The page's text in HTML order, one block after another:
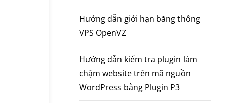
Hướng dẫn giới hạn băng thông
VPS OpenVZ
Hướng dẫn kiểm tra plugin làm
chậm website trên mã nguồn
WordPress bằng Plugin P3